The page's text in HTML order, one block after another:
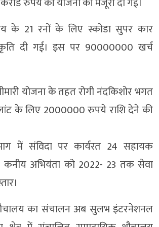
के 21 रनों के लिए स्कोडा सुपर कार
दी गई। इस पर 90000000 खर्च
योजना के तहत रोगी नंदकिशोर भगत
के लिए 2000000 रुपये राशि देने की
में संविदा पर कार्यरत 24 सहायक
अभियंता को 2022- 23 तक सेवा
का संचालन अब सुलभ इंटरनेशनल